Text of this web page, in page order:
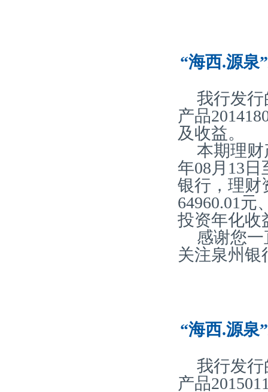
“海西.源泉
我行发行
产品
及收益。
本期理财
年08月13
银行，理财
64960.01元
投资年化收
感谢您
关注泉州银
“海西.源泉
我行发行
产品